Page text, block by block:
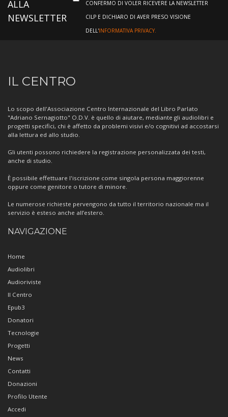
ALLA
NEWSLETTER
CONFERMO DI VOLER RICEVERE LA NEWSLETTER
CILP E DICHIARO DI AVER PRESO VISIONE
DELL'INFORMATIVA PRIVACY.
Informazioni
sul
Centro
IL CENTRO
Lo scopo dell'Associazione Centro Internazionale del Libro Parlato
"Adriano Sernagiotto" O.D.V. è quello di aiutare, mediante gli audiolibri e
progetti specifici, chi è affetto da problemi visivi e/o cognitivi ad accostarsi
alla lettura ed allo studio.
Gli utenti possono richiedere la registrazione personalizzata dei testi,
anche di studio.
È possibile effettuare l'iscrizione come singola persona maggiorenne
oppure come genitore o tutore di minore.
Le numerose richieste pervengono da tutto il territorio nazionale ma il
servizio è esteso anche all’estero.
NAVIGAZIONE
Home
Audiolibri
Audioriviste
Il Centro
Epub3
Donatori
Tecnologie
Progetti
News
Contatti
Donazioni
Profilo Utente
Accedi